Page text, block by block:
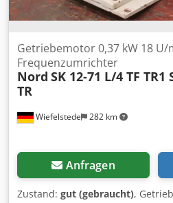
Wiefelstede 282 km
Getriebemotor 0,37 kW 18
Frequenzumrichter
Nord SK 12-71 L/4 TF TR1
TR
Anfragen
Zustand: gut (gebraucht),